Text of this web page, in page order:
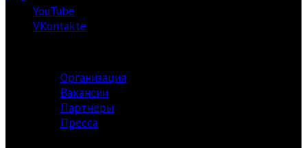
YouTube
VKontakte
Организация
Вакансии
Партнёры
Пресса